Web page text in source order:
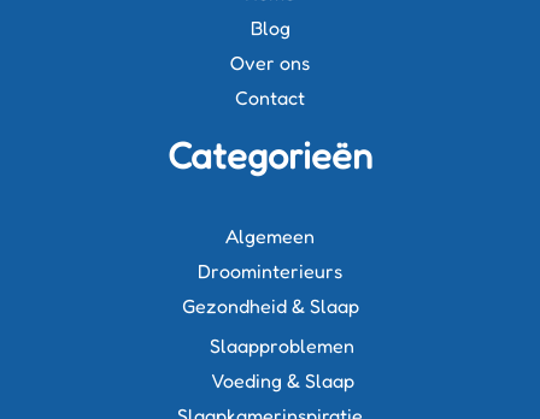
Blog
Over ons
Contact
Categorieën
Algemeen
Droominterieurs
Gezondheid & Slaap
Slaapproblemen
Voeding & Slaap